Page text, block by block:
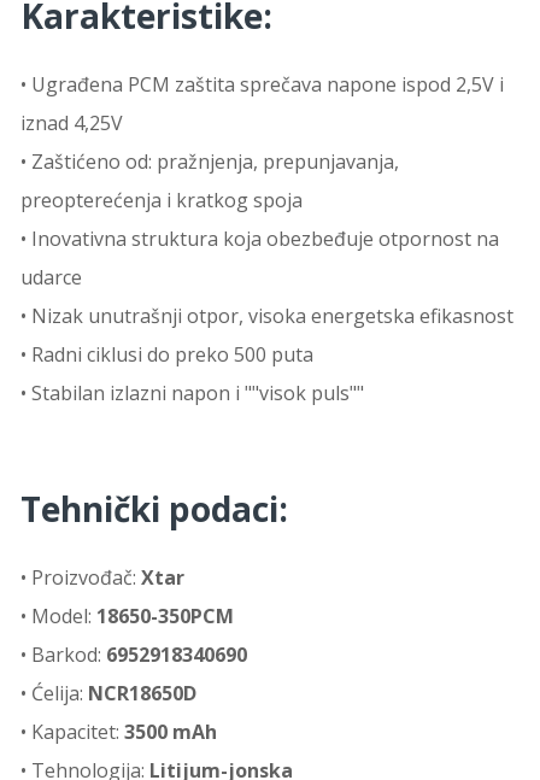
Karakteristike:
• Ugrađena PCM zaštita sprečava napone ispod 2,5V i
iznad 4,25V
• Zaštićeno od: pražnjenja, prepunjavanja,
preopterećenja i kratkog spoja
• Inovativna struktura koja obezbeđuje otpornost na
udarce
• Nizak unutrašnji otpor, visoka energetska efikasnost
• Radni ciklusi do preko 500 puta
• Stabilan izlazni napon i ""visok puls""
Tehnički podaci:
• Proizvođač: Xtar
• Model: 18650-350PCM
• Barkod: 6952918340690
• Ćelija: NCR18650D
• Kapacitet: 3500 mAh
• Tehnologija: Litijum-jonska